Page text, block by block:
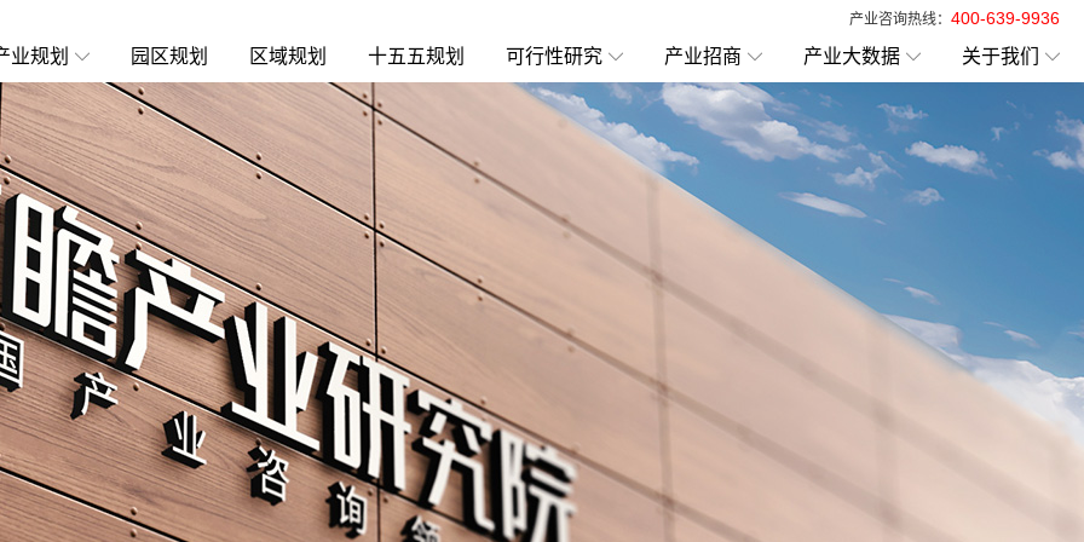
产业咨询热线： 400-639-9936
业规划 园区规划 区域规划 十五五规划 可行性研究 产业招商 产业大数据 关于我们